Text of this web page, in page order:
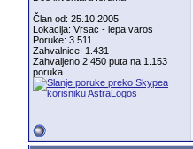
Član od: 25.10.2005.
Lokacija: Vrsac - lepa varos
Poruke: 3.511
Zahvalnice: 1.431
Zahvaljeno 2.450 puta na 1.153
poruka